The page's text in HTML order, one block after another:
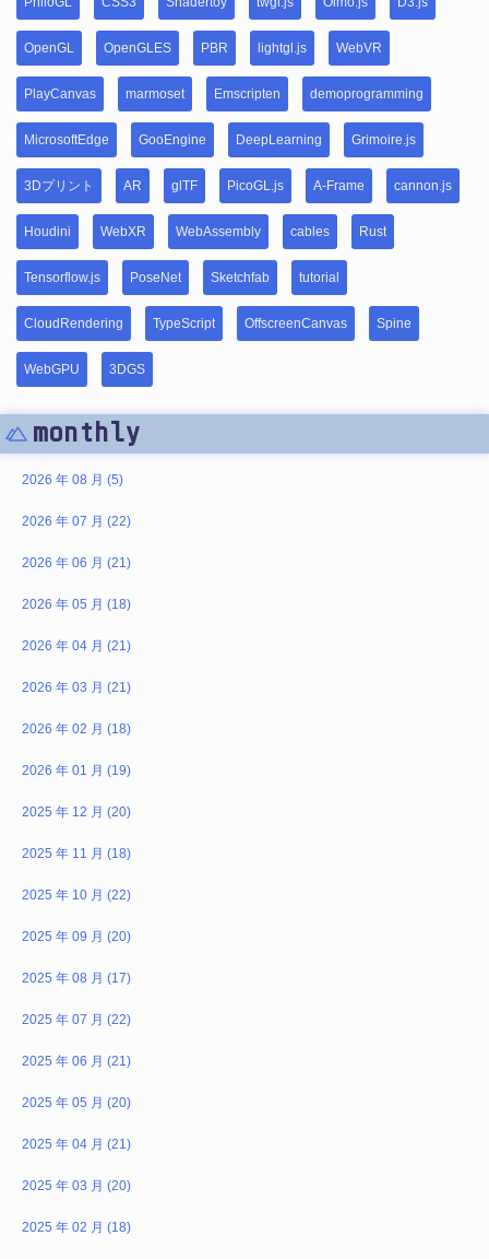
OpenGL OpenGLES PBR lightgl.js WebVR
PlayCanvas marmoset Emscripten demoprogramming
MicrosoftEdge GooEngine DeepLearning Grimoire.js
3Dプリント AR glTF PicoGL.js A-Frame cannon.js
Houdini WebXR WebAssembly cables Rust
Tensorflow.js PoseNet Sketchfab tutorial
CloudRendering TypeScript OffscreenCanvas Spine
WebGPU 3DGS
monthly
2026 年 08 月 (5)
2026 年 07 月 (22)
2026 年 06 月 (21)
2026 年 05 月 (18)
2026 年 04 月 (21)
2026 年 03 月 (21)
2026 年 02 月 (18)
2026 年 01 月 (19)
2025 年 12 月 (20)
2025 年 11 月 (18)
2025 年 10 月 (22)
2025 年 09 月 (20)
2025 年 08 月 (17)
2025 年 07 月 (22)
2025 年 06 月 (21)
2025 年 05 月 (20)
2025 年 04 月 (21)
2025 年 03 月 (20)
2025 年 02 月 (18)